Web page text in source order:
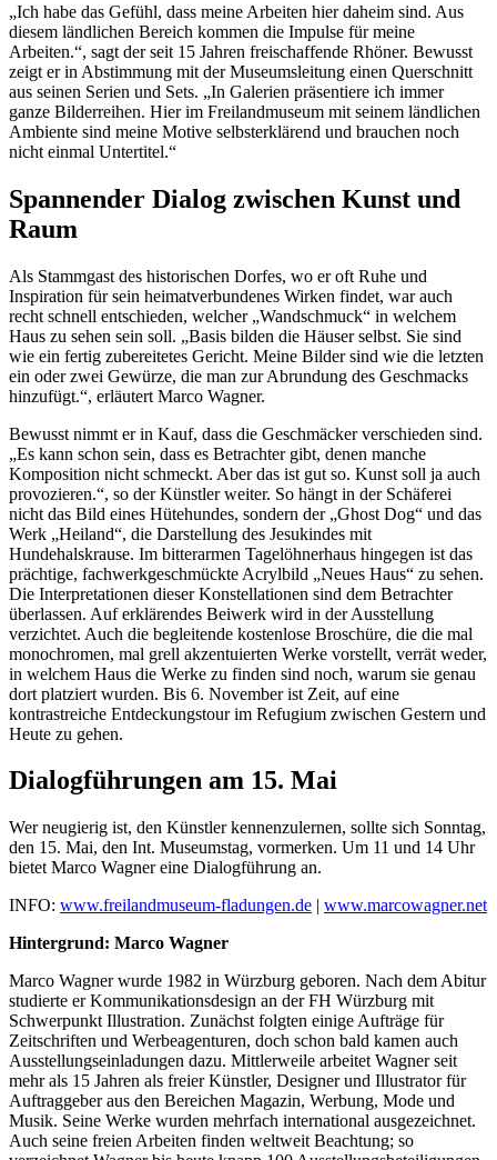
„Ich habe das Gefühl, dass meine Arbeiten hier daheim sind. Aus
diesem ländlichen Bereich kommen die Impulse für meine
Arbeiten.“, sagt der seit 15 Jahren freischaffende Rhöner. Bewusst
zeigt er in Abstimmung mit der Museumsleitung einen Querschnitt
aus seinen Serien und Sets. „In Galerien präsentiere ich immer
ganze Bilderreihen. Hier im Freilandmuseum mit seinem ländlichen
Ambiente sind meine Motive selbsterklärend und brauchen noch
nicht einmal Untertitel.“
Spannender Dialog zwischen Kunst und
Raum
Als Stammgast des historischen Dorfes, wo er oft Ruhe und
Inspiration für sein heimatverbundenes Wirken findet, war auch
recht schnell entschieden, welcher „Wandschmuck“ in welchem
Haus zu sehen sein soll. „Basis bilden die Häuser selbst. Sie sind
wie ein fertig zubereitetes Gericht. Meine Bilder sind wie die letzten
ein oder zwei Gewürze, die man zur Abrundung des Geschmacks
hinzufügt.“, erläutert Marco Wagner.
Bewusst nimmt er in Kauf, dass die Geschmäcker verschieden sind.
„Es kann schon sein, dass es Betrachter gibt, denen manche
Komposition nicht schmeckt. Aber das ist gut so. Kunst soll ja auch
provozieren.“, so der Künstler weiter. So hängt in der Schäferei
nicht das Bild eines Hütehundes, sondern der „Ghost Dog“ und das
Werk „Heiland“, die Darstellung des Jesukindes mit
Hundehalskrause. Im bitterarmen Tagelöhnerhaus hingegen ist das
prächtige, fachwerkgeschmückte Acrylbild „Neues Haus“ zu sehen.
Die Interpretationen dieser Konstellationen sind dem Betrachter
überlassen. Auf erklärendes Beiwerk wird in der Ausstellung
verzichtet. Auch die begleitende kostenlose Broschüre, die die mal
monochromen, mal grell akzentuierten Werke vorstellt, verrät weder,
in welchem Haus die Werke zu finden sind noch, warum sie genau
dort platziert wurden. Bis 6. November ist Zeit, auf eine
kontrastreiche Entdeckungstour im Refugium zwischen Gestern und
Heute zu gehen.
Dialogführungen am 15. Mai
Wer neugierig ist, den Künstler kennenzulernen, sollte sich Sonntag,
den 15. Mai, den Int. Museumstag, vormerken. Um 11 und 14 Uhr
bietet Marco Wagner eine Dialogführung an.
INFO: www.freilandmuseum-fladungen.de | www.marcowagner.net
Hintergrund: Marco Wagner
Marco Wagner wurde 1982 in Würzburg geboren. Nach dem Abitur
studierte er Kommunikationsdesign an der FH Würzburg mit
Schwerpunkt Illustration. Zunächst folgten einige Aufträge für
Zeitschriften und Werbeagenturen, doch schon bald kamen auch
Ausstellungseinladungen dazu. Mittlerweile arbeitet Wagner seit
mehr als 15 Jahren als freier Künstler, Designer und Illustrator für
Auftraggeber aus den Bereichen Magazin, Werbung, Mode und
Musik. Seine Werke wurden mehrfach international ausgezeichnet.
Auch seine freien Arbeiten finden weltweit Beachtung; so